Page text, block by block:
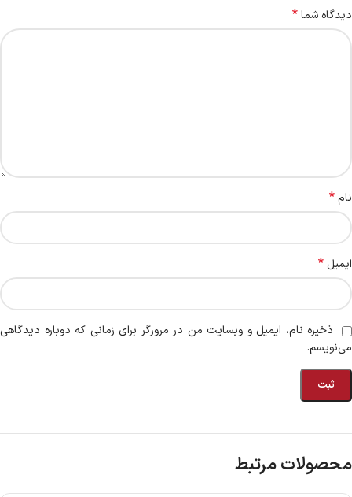
دیدگاه شما*
نام*
ایمیل *
ذخیره نام، ایمیل و وبسایت من در مرورگر برای زمانی که دوباره دیدگاهی
می‌نویسم.
محصولات مرتبط